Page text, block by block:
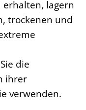
erhalten, lagern
trockenen und
die
ihrer
verwenden.